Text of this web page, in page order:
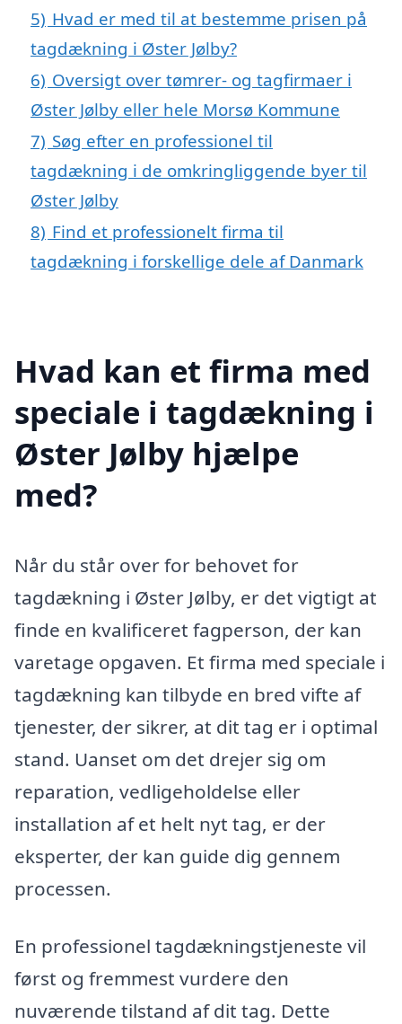
5) Hvad er med til at bestemme prisen på
tagdækning i Øster Jølby?
6) Oversigt over tømrer- og tagfirmaer i
Øster Jølby eller hele Morsø Kommune
7) Søg efter en professionel til
tagdækning i de omkringliggende byer til
Øster Jølby
8) Find et professionelt firma til
tagdækning i forskellige dele af Danmark
Hvad kan et firma med
speciale i tagdækning i
Øster Jølby hjælpe
med?
Når du står over for behovet for
tagdækning i Øster Jølby, er det vigtigt at
finde en kvalificeret fagperson, der kan
varetage opgaven. Et firma med speciale i
tagdækning kan tilbyde en bred vifte af
tjenester, der sikrer, at dit tag er i optimal
stand. Uanset om det drejer sig om
reparation, vedligeholdelse eller
installation af et helt nyt tag, er der
eksperter, der kan guide dig gennem
processen.
En professionel tagdækningstjeneste vil
først og fremmest vurdere den
nuværende tilstand af dit tag. Dette